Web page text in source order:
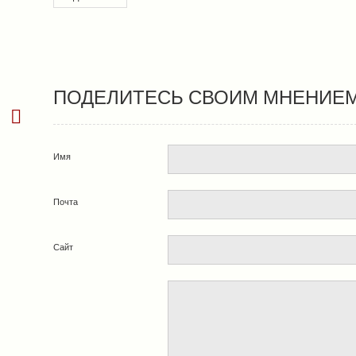
ПОДЕЛИТЕСЬ СВОИМ
Имя
Почта
Сайт